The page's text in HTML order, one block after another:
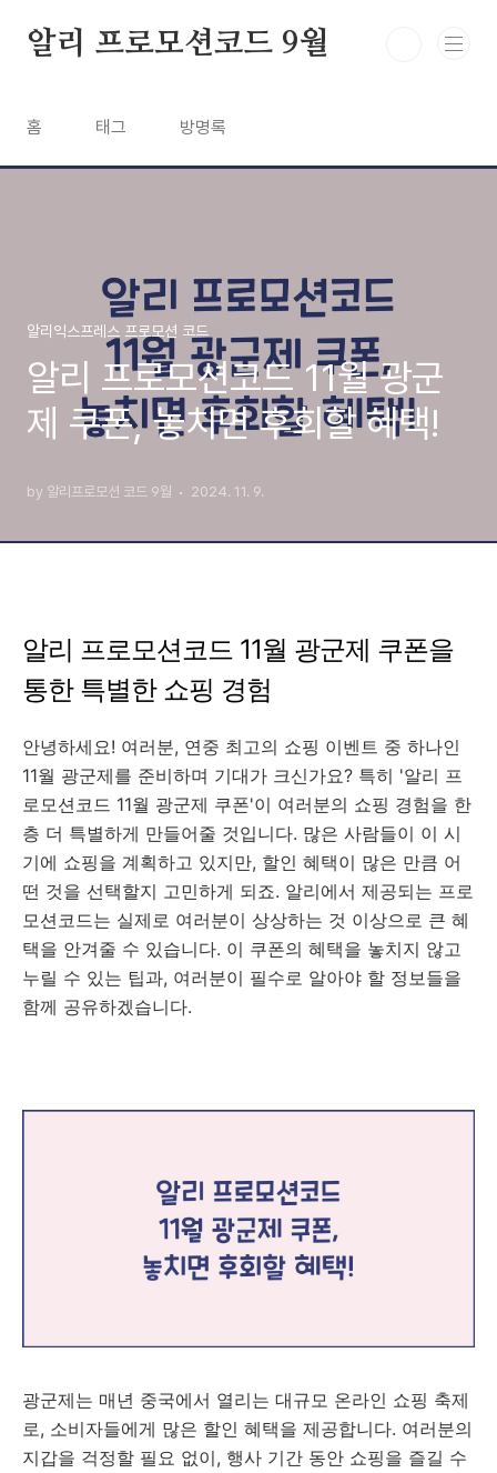
알리 프로모션코드 9월
홈 태그 방명록
알리익스프레스 프로모션 코드
알리 프로모션코드 11월 광군
제 쿠폰, 놓치면 후회할 혜택!
by 알리프로모션 코드 9월 2024. 11. 9.
알리 프로모션코드 11월 광군제 쿠폰을
통한 특별한 쇼핑 경험
안녕하세요! 여러분, 연중 최고의 쇼핑 이벤트 중 하나인
11월 광군제를 준비하며 기대가 크신가요? 특히 '알리 프
로모션코드 11월 광군제 쿠폰'이 여러분의 쇼핑 경험을 한
층 더 특별하게 만들어줄 것입니다. 많은 사람들이 이 시
기에 쇼핑을 계획하고 있지만, 할인 혜택이 많은 만큼 어
떤 것을 선택할지 고민하게 되죠. 알리에서 제공되는 프로
모션코드는 실제로 여러분이 상상하는 것 이상으로 큰 혜
택을 안겨줄 수 있습니다. 이 쿠폰의 혜택을 놓치지 않고
누릴 수 있는 팁과, 여러분이 필수로 알아야 할 정보들을
함께 공유하겠습니다.
광군제는 매년 중국에서 열리는 대규모 온라인 쇼핑 축제
로, 소비자들에게 많은 할인 혜택을 제공합니다. 여러분의
지갑을 걱정할 필요 없이, 행사 기간 동안 쇼핑을 즐길 수